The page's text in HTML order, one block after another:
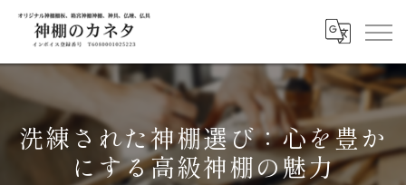
洗練された神棚選び：心を豊か
にする高級神棚の魅力